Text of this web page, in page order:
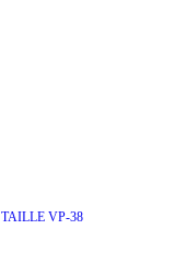
TAILLE VP-38